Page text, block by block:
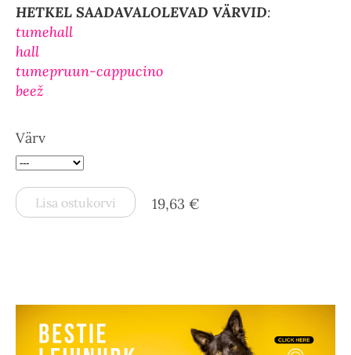
HETKEL SAADAVALOLEVAD VÄRVID:
tumehall
hall
tumepruun-cappucino
beež
Värv
Lisa ostukorvi 19,63 €